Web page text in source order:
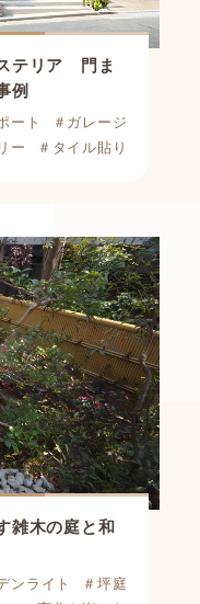
テリア 門ま
例
ート
＃ガレージ
ー
＃タイル貼り
雑木の庭と和
ンライト
＃坪庭